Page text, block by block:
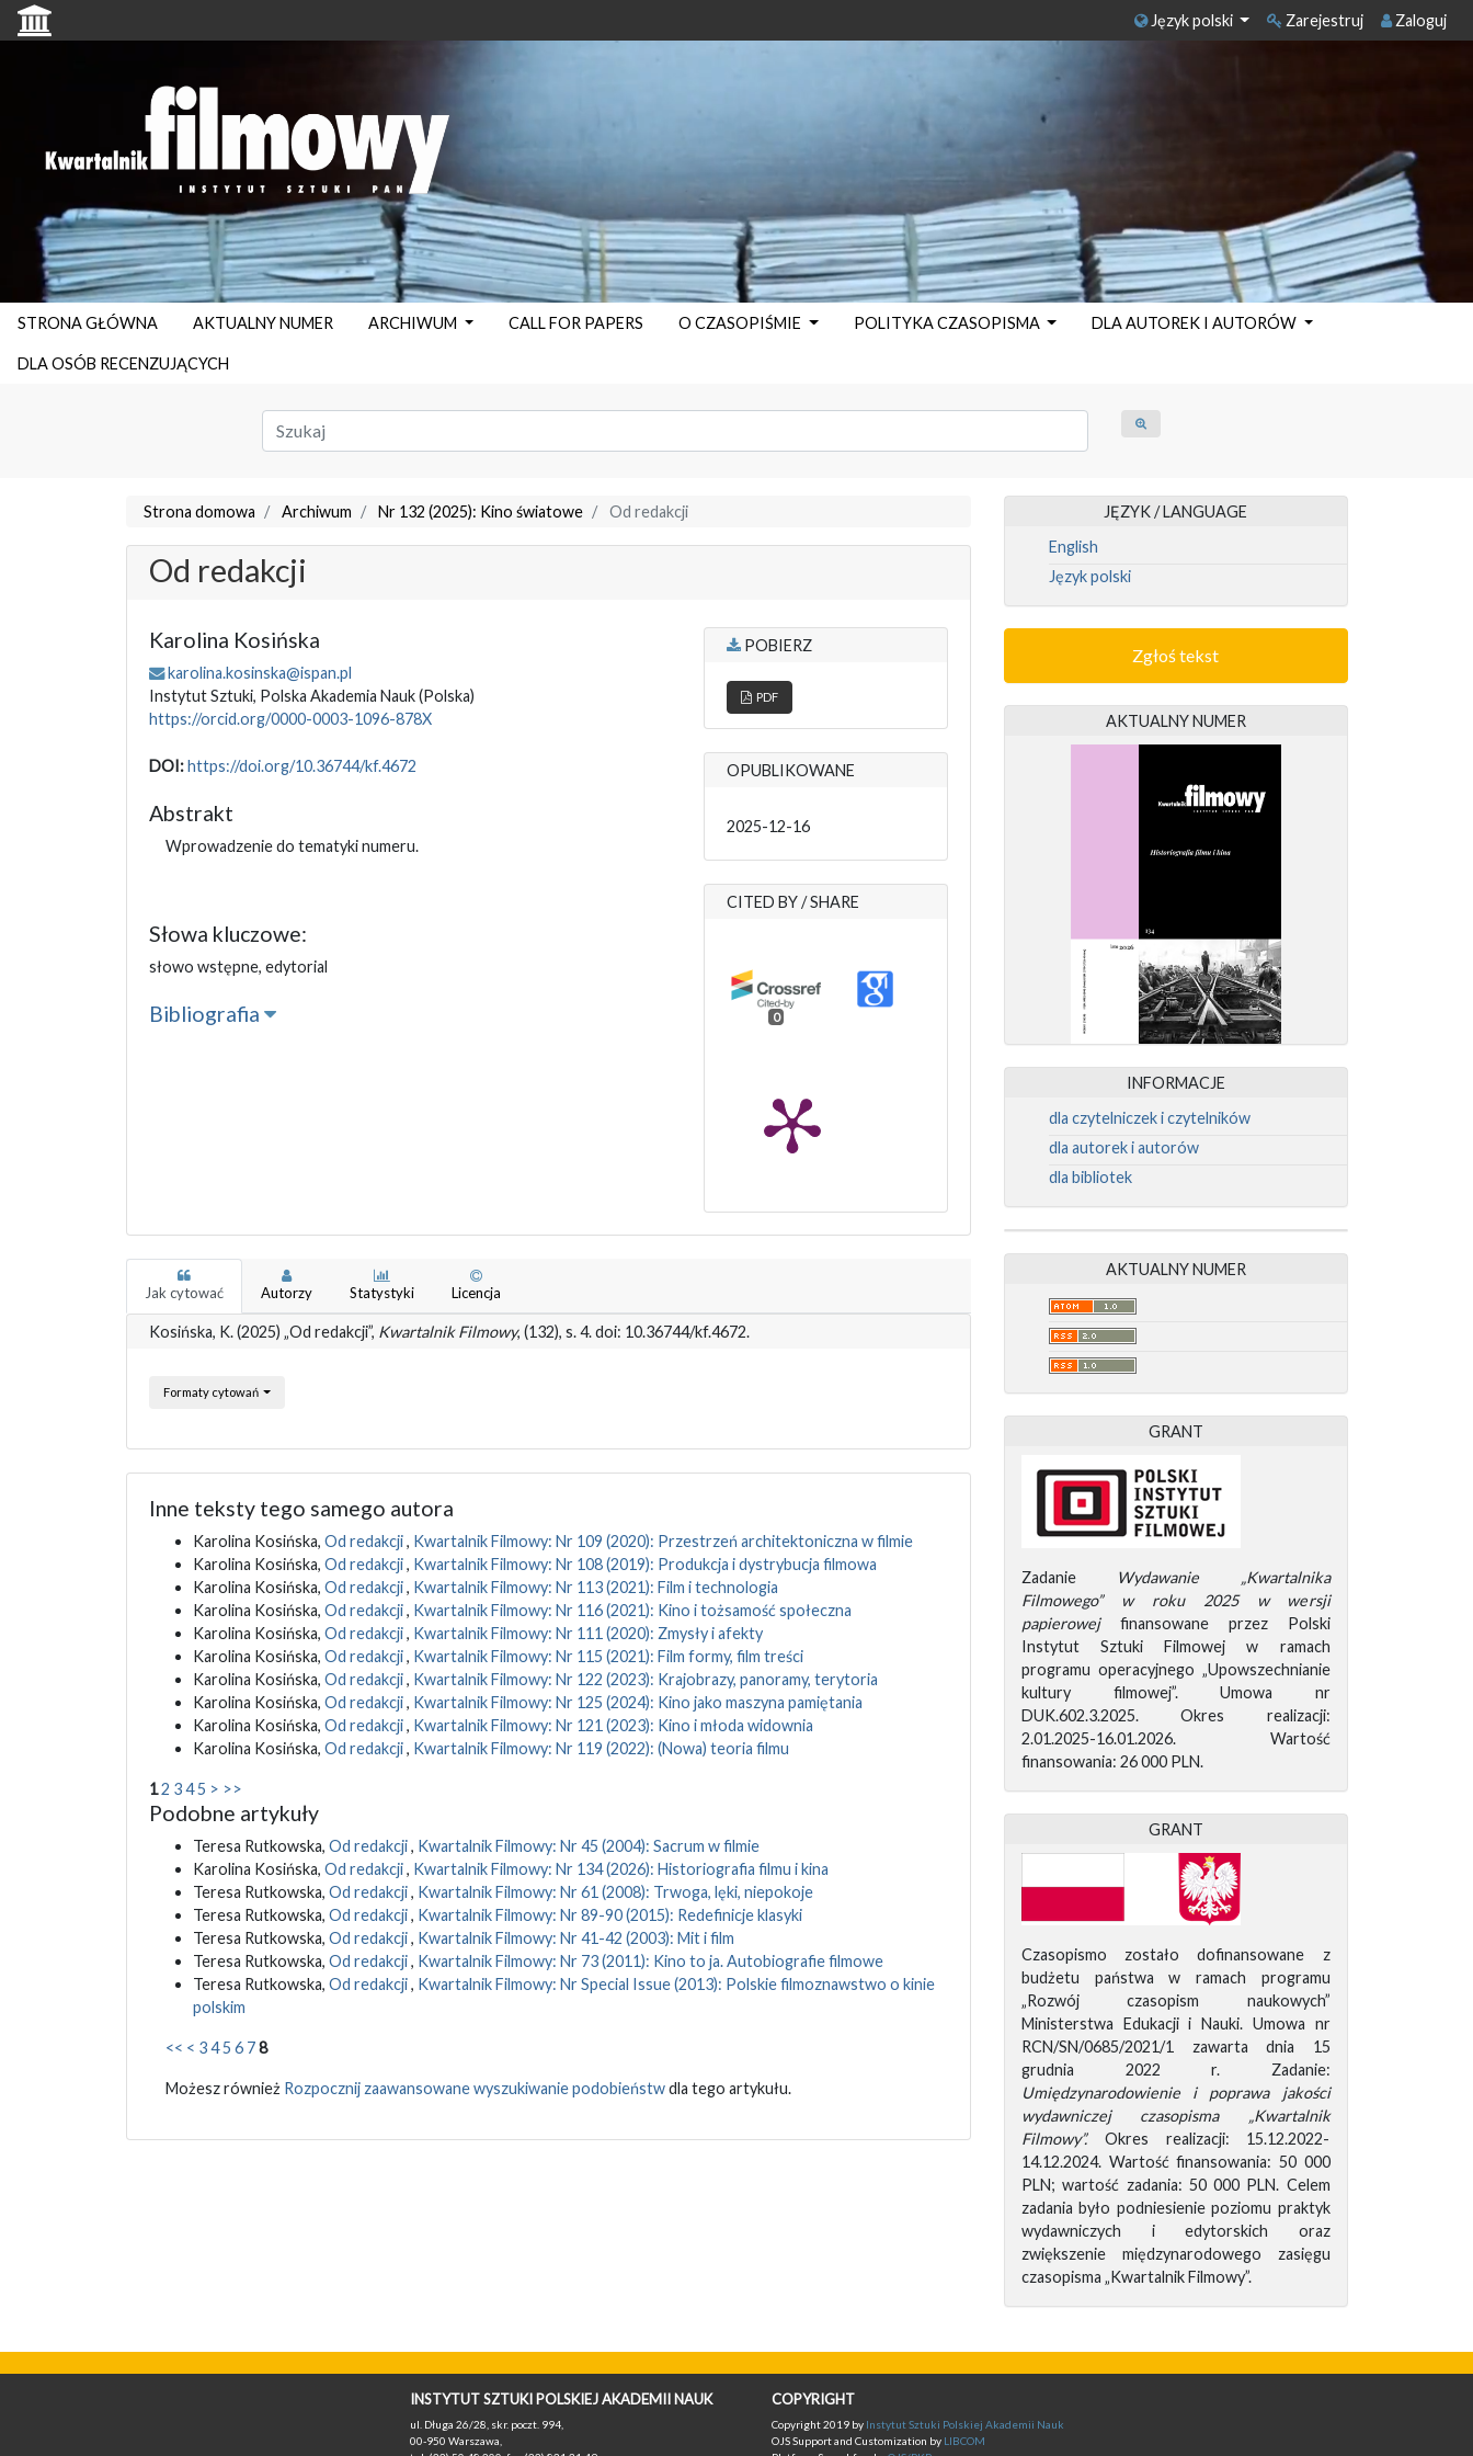
Język polski Zarejestruj Zaloguj
STRONA GŁÓWNA AKTUALNY NUMER ARCHIWUM CALL FOR PAPERS O CZASOPIŚMIE POLITYKA CZASOPISMA DLA AUTOREK I AUTORÓW
DLA OSÓB RECENZUJĄCYCH
Strona domowa Archiwum Nr 132 (2025): Kino światowe Od redakcji
Od redakcji
Karolina Kosińska
karolina.kosinska@ispan.pl
Instytut Sztuki, Polska Akademia Nauk(Polska)
https://orcid.org/0000-0003-1096-878X
DOI:https://doi.org/10.36744/kf.4672
Abstrakt
Wprowadzenie do tematyki numeru.
Słowa kluczowe:
słowo wstępne, edytorial
Bibliografia
POBIERZ
PDF
OPUBLIKOWANE
2025-12-16
CITED BY / SHARE
0
Jak cytować Autorzy Statystyki Licencja
Kosińska, K. (2025) „Od redakcji”, Kwartalnik Filmowy, (132), s. 4. doi: 10.36744/kf.4672.
Formaty cytowań
Inne teksty tego samego autora
Karolina Kosińska, Od redakcji, Kwartalnik Filmowy: Nr 109 (2020): Przestrzeń architektoniczna w filmie
Karolina Kosińska, Od redakcji, Kwartalnik Filmowy: Nr 108 (2019): Produkcja i dystrybucja filmowa
Karolina Kosińska, Od redakcji, Kwartalnik Filmowy: Nr 113 (2021): Film i technologia
Karolina Kosińska, Od redakcji, Kwartalnik Filmowy: Nr 116 (2021): Kino i tożsamość społeczna
Karolina Kosińska, Od redakcji, Kwartalnik Filmowy: Nr 111 (2020): Zmysły i afekty
Karolina Kosińska, Od redakcji, Kwartalnik Filmowy: Nr 115 (2021): Film formy, film treści
Karolina Kosińska, Od redakcji, Kwartalnik Filmowy: Nr 122 (2023): Krajobrazy, panoramy, terytoria
Karolina Kosińska, Od redakcji, Kwartalnik Filmowy: Nr 125 (2024): Kino jako maszyna pamiętania
Karolina Kosińska, Od redakcji, Kwartalnik Filmowy: Nr 121 (2023): Kino i młoda widownia
Karolina Kosińska, Od redakcji, Kwartalnik Filmowy: Nr 119 (2022): (Nowa) teoria filmu
1 2 3 4 5 > >>
Podobne artykuły
Teresa Rutkowska, Od redakcji, Kwartalnik Filmowy: Nr 45 (2004): Sacrum w filmie
Karolina Kosińska, Od redakcji, Kwartalnik Filmowy: Nr 134 (2026): Historiografia filmu i kina
Teresa Rutkowska, Od redakcji, Kwartalnik Filmowy: Nr 61 (2008): Trwoga, lęki, niepokoje
Teresa Rutkowska, Od redakcji, Kwartalnik Filmowy: Nr 89-90 (2015): Redefinicje klasyki
Teresa Rutkowska, Od redakcji, Kwartalnik Filmowy: Nr 41-42 (2003): Mit i film
Teresa Rutkowska, Od redakcji, Kwartalnik Filmowy: Nr 73 (2011): Kino to ja. Autobiografie filmowe
Teresa Rutkowska, Od redakcji, Kwartalnik Filmowy: Nr Special Issue (2013): Polskie filmoznawstwo o kinie
polskim
<< < 3 4 5 6 7 8
Możesz również Rozpocznij zaawansowane wyszukiwanie podobieństwdla tego artykułu.
JĘZYK / LANGUAGE
English
Język polski
Zgłoś tekst
AKTUALNY NUMER
INFORMACJE
dla czytelniczek i czytelników
dla autorek i autorów
dla bibliotek
AKTUALNY NUMER
GRANT
Zadanie
Wydawanie „Kwartalnika
Filmowego” w roku 2025 w wersji
papierowejfinansowane przez Polski
Instytut Sztuki Filmowej w ramach
programu operacyjnego „Upowszechnianie
kultury filmowej”. Umowa nr
DUK.602.3.2025. Okres realizacji:
2.01.2025-16.01.2026. Wartość
finansowania: 26 000 PLN.
GRANT
Czasopismo zostało dofinansowane z
budżetu państwa w ramach programu
„Rozwój czasopism naukowych”
Ministerstwa Edukacji i Nauki. Umowa nr
RCN/SN/0685/2021/1 zawarta dnia 15
grudnia 2022 r. Zadanie:
Umiędzynarodowienie i poprawa jakości
wydawniczej czasopisma „Kwartalnik
Filmowy”.Okres realizacji: 15.12.2022-
14.12.2024. Wartość finansowania: 50 000
PLN; wartość zadania: 50 000 PLN. Celem
zadania było podniesienie poziomu praktyk
wydawniczych i edytorskich oraz
zwiększenie międzynarodowego zasięgu
czasopisma „Kwartalnik Filmowy”.
INSTYTUT SZTUKI POLSKIEJ AKADEMII NAUK
ul. Długa 26/28, skr. poczt. 994,
00-950 Warszawa,
COPYRIGHT
Copyright 2019 by Instytut Sztuki Polskiej Akademii Nauk
OJS Support and Customization by LIBCOM